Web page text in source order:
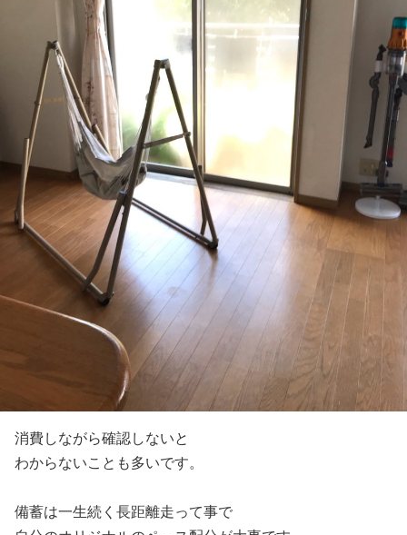
消費しながら確認しないと
わからないことも多いです。
備蓄は一生続く長距離走って事で